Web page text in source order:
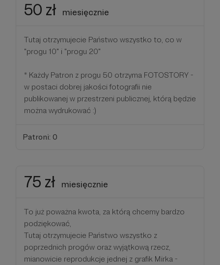
50 zł miesięcznie
Tutaj otrzymujecie Państwo wszystko to, co w
"progu 10" i "progu 20"
* Każdy Patron z progu 50 otrzyma FOTOSTORY -
w postaci dobrej jakości fotografii nie
publikowanej w przestrzeni publicznej, którą będzie
można wydrukować :)
Patroni: 0
75 zł miesięcznie
To już poważna kwota, za którą chcemy bardzo
podziękować,
Tutaj otrzymujecie Państwo wszystko z
poprzednich progów oraz wyjątkową rzecz,
mianowicie reprodukcje jednej z grafik Mirka -